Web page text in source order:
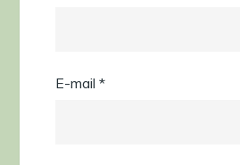
E-mail*